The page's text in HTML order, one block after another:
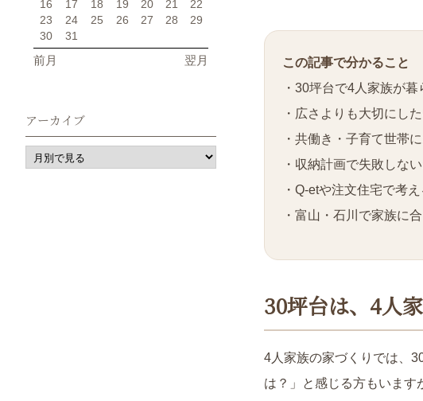
この記事で分かること
・30坪台で4人家族が
・広さよりも大切にし
・共働き・子育て世帯
・収納計画で失敗しな
・Q-etや注文住宅で考
・富山・石川で家族に
30坪台は、4人
4人家族の家づくりでは、
は？」と感じる方もいます
16
17 18 19 20 21
22
23
24 25 26 27 28
29
30
31
前月 翌月
アーカイブ